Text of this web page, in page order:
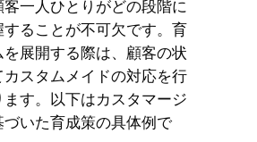
客一人ひとりがどの段階に
することが不可欠です。育
を展開する際は、顧客の状
スタムメイドの対応を行
ます。以下はカスタマージ
づいた育成策の具体例で